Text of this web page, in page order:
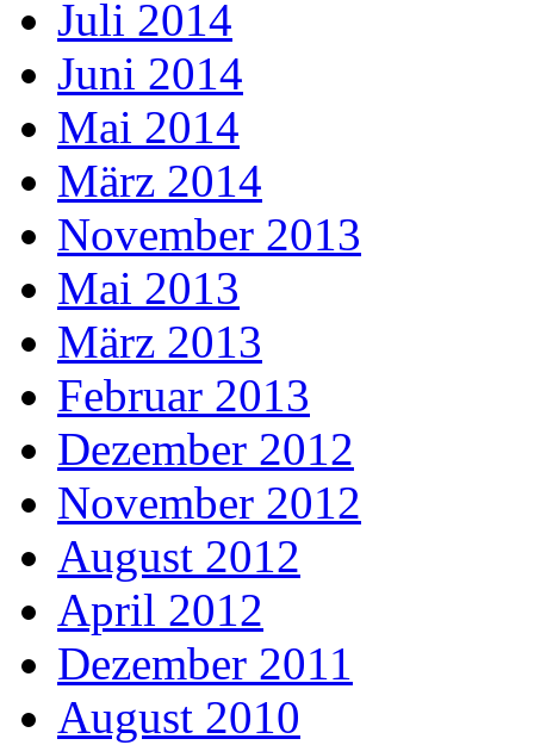
Juli 2014
Juni 2014
Mai 2014
März 2014
November 2013
Mai 2013
März 2013
Februar 2013
Dezember 2012
November 2012
August 2012
April 2012
Dezember 2011
August 2010